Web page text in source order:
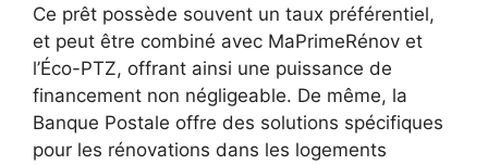
Ce prêt possède souvent un taux préférentiel,
et peut être combiné avec MaPrimeRénov et
l’Éco-PTZ, offrant ainsi une puissance de
financement non négligeable. De même, la
Banque Postale offre des solutions spécifiques
pour les rénovations dans les logements